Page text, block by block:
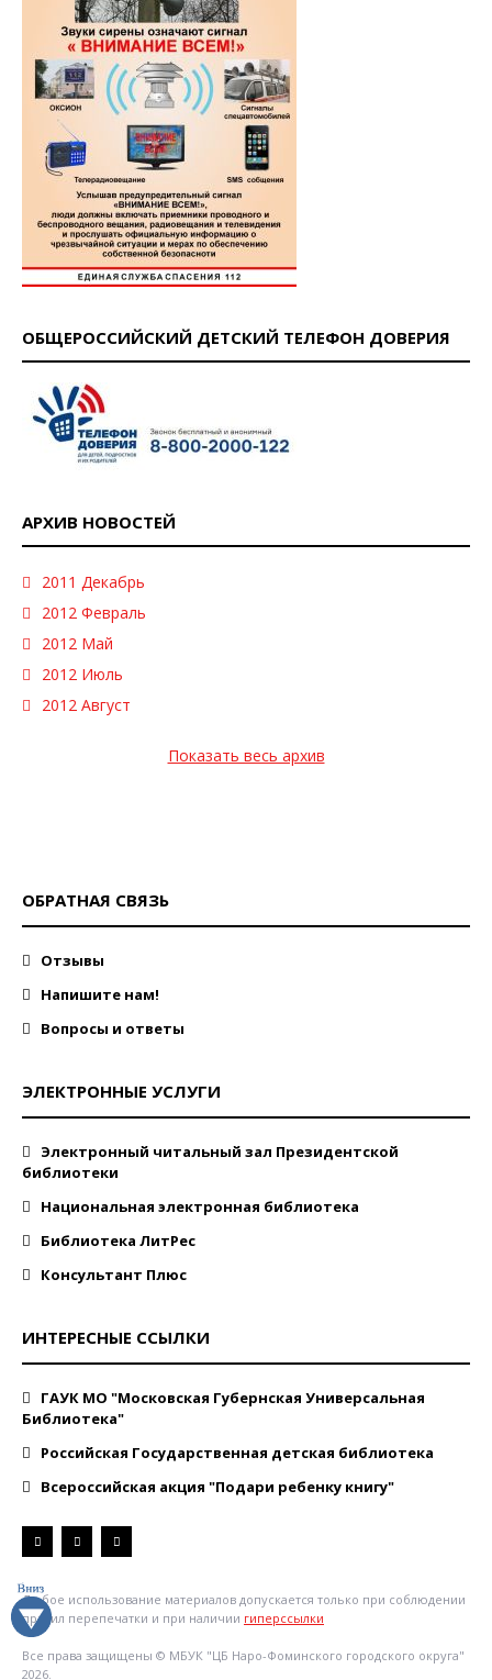
ОБЩЕРОССИЙСКИЙ ДЕТСКИЙ ТЕЛЕФОН ДОВЕРИЯ
АРХИВ НОВОСТЕЙ
2011 Декабрь
2012 Февраль
2012 Май
2012 Июль
2012 Август
Показать весь архив
ОБРАТНАЯ СВЯЗЬ
Отзывы
Напишите нам!
Вопросы и ответы
ЭЛЕКТРОННЫЕ УСЛУГИ
Электронный читальный зал Президентской
библиотеки
Национальная электронная библиотека
Библиотека ЛитРес
Консультант Плюс
ИНТЕРЕСНЫЕ ССЫЛКИ
ГАУК МО "Московская Губернская Универсальная
Библиотека"
Российская Государственная детская библиотека
Всероссийская акция "Подари ребенку книгу"
Любое использование материалов допускается только при соблюдении
правил перепечатки и при наличии гиперссылки
Все права защищены © МБУК "ЦБ Наро-Фоминского городского округа"
2026.